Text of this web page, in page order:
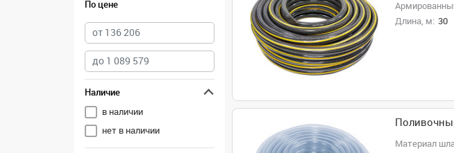
По цене
Наличие
в наличии
нет в наличии
Длина, м: 30
Материал